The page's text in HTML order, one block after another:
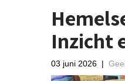
Inzicht
03 juni 2026 |